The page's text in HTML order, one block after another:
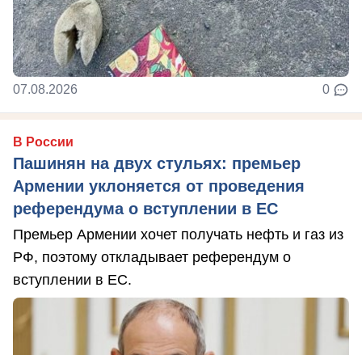
07.08.2026 0
В России
Пашинян на двух стульях: премьер
Армении уклоняется от проведения
референдума о вступлении в ЕС
Премьер Армении хочет получать нефть и газ из
РФ, поэтому откладывает референдум о
вступлении в ЕС.